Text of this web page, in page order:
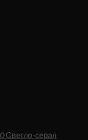
Светло-серая